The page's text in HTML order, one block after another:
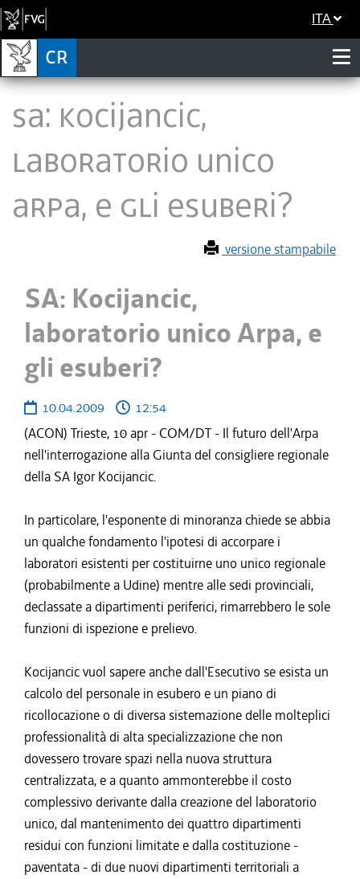
ITA
SA: Kocijancic,
laboratorio unico
Arpa, e gli esuberi?
versione stampabile
SA: Kocijancic,
laboratorio unico Arpa, e
gli esuberi?
10.04.2009
12:54
(ACON) Trieste, 10 apr - COM/DT - Il futuro dell'Arpa
nell'interrogazione alla Giunta del consigliere regionale
della SA Igor Kocijancic.
In particolare, l'esponente di minoranza chiede se abbia
un qualche fondamento l'ipotesi di accorpare i
laboratori esistenti per costituirne uno unico regionale
(probabilmente a Udine) mentre alle sedi provinciali,
declassate a dipartimenti periferici, rimarrebbero le sole
funzioni di ispezione e prelievo.
Kocijancic vuol sapere anche dall'Esecutivo se esista un
calcolo del personale in esubero e un piano di
ricollocazione o di diversa sistemazione delle molteplici
professionalità di alta specializzazione che non
dovessero trovare spazi nella nuova struttura
centralizzata, e a quanto ammonterebbe il costo
complessivo derivante dalla creazione del laboratorio
unico, dal mantenimento dei quattro dipartimenti
residui con funzioni limitate e dalla costituzione -
paventata - di due nuovi dipartimenti territoriali a